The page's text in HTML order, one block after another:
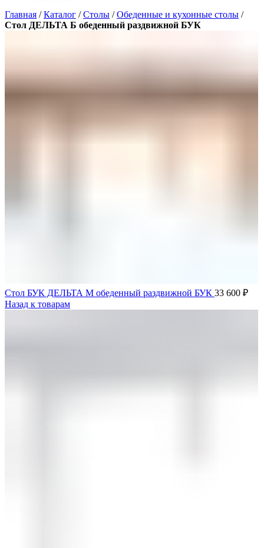
Главная /Каталог /Столы /Обеденные и кухонные столы /
Стол ДЕЛЬТА Б обеденный раздвижной БУК
Стол БУК ДЕЛЬТА М обеденный раздвижной БУК 33 600 ₽
Назад к товарам